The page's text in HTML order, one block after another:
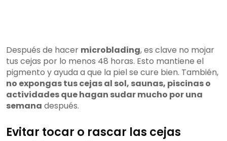
Después de hacer microblading, es clave no mojar
tus cejas por lo menos 48 horas. Esto mantiene el
pigmento y ayuda a que la piel se cure bien. También,
no expongas tus cejas al sol, saunas, piscinas o
actividades que hagan sudar mucho por una
semana después.
Evitar tocar o rascar las cejas